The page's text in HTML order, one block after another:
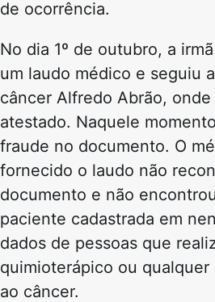
de ocorrência.
No dia 1º de outubro, a
um laudo médico e seguiu
câncer Alfredo Abrão,
atestado. Naquele
fraude no documento. O
fornecido o laudo não
documento e não
paciente cadastrada em
dados de pessoas que
quimioterápico ou
ao câncer.